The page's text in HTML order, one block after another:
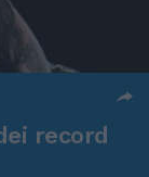
record